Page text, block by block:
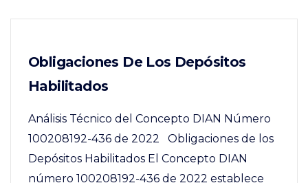
Obligaciones De Los Depósitos
Habilitados
Análisis Técnico del Concepto DIAN Número
100208192-436 de 2022 Obligaciones de los
Depósitos Habilitados El Concepto DIAN
número 100208192-436 de 2022 establece